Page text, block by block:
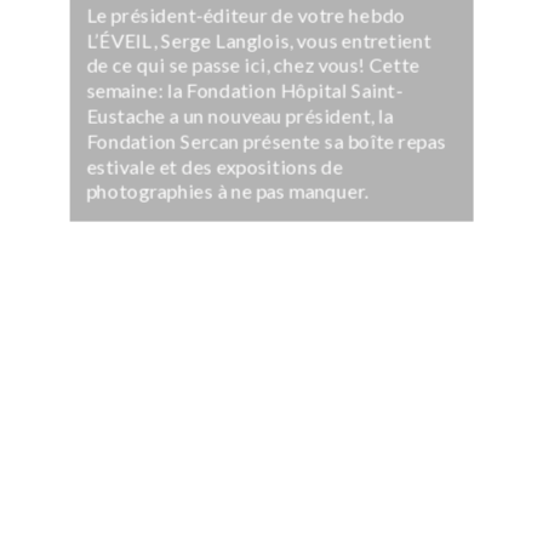
Le président-éditeur de votre hebdo
L’ÉVEIL, Serge Langlois, vous entretient
de ce qui se passe ici, chez vous! Cette
semaine: la Fondation Hôpital Saint-
Eustache a un nouveau président, la
Fondation Sercan présente sa boîte repas
estivale et des expositions de
photographies à ne pas manquer.